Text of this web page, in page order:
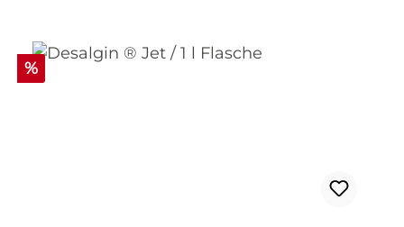
Rabatt
%